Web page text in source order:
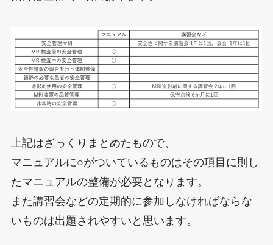
上記はざっくりまとめたもので、
マニュアルに○がついているものはその項目に則し
たマニュアルの整備が必要となります。
また講習会などの定期的に参加しなければならな
いものは出題されやすいと思います。